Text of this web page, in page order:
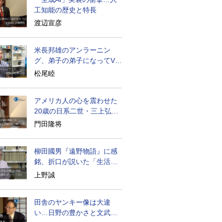
工知能の歴史と特長
渡辺宣彦
米長邦雄のアンラーニン
グ、弟子の弟子になってV字
成長
松尾睦
アメリカ人の心を震わせた
20歳の日系二世・三上弘文
の翻訳
門田隆将
柳田國男『遠野物語』に感
銘、折口が説いた「生活の
古典」
上野誠
田舎のヤンキー像は大違
い…日野の豊かさと文武両